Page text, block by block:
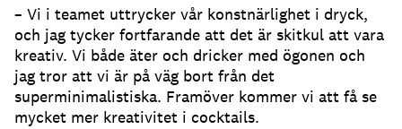
– Vi i teamet uttrycker vår konstnärlighet i dryck,
och jag tycker fortfarande att det är skitkul att vara
kreativ. Vi både äter och dricker med ögonen och
jag tror att vi är på väg bort från det
superminimalistiska. Framöver kommer vi att få se
mycket mer kreativitet i cocktails.